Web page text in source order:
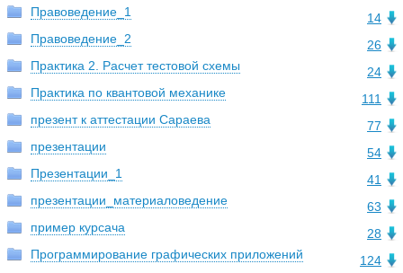
14
Правоведение_1
26
Правоведение_2
24
Практика 2. Расчет тестовой схемы
111
Практика по квантовой механике
77
презент к аттестации Сараева
54
презентации
41
Презентации_1
63
презентации_материаловедение
28
пример курсача
124
Программирование графических приложений